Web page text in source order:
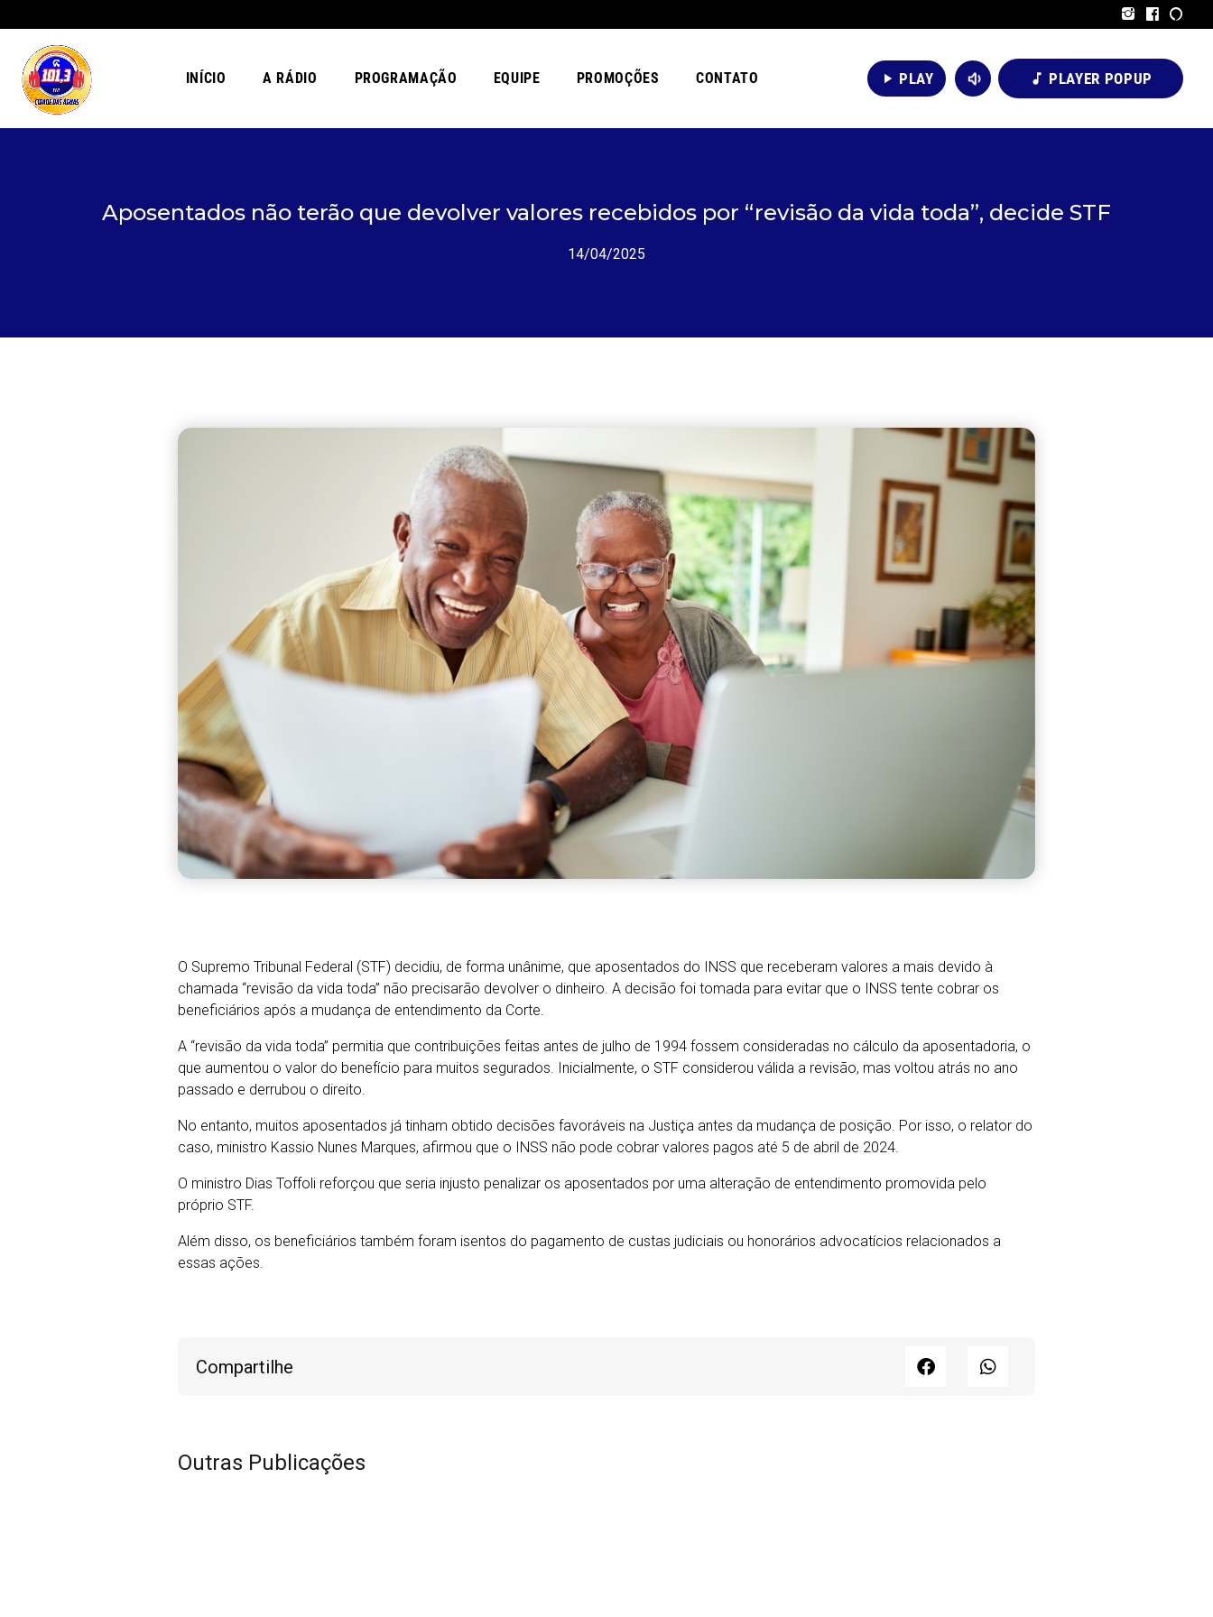
INÍCIO A RÁDIO PROGRAMAÇÃO EQUIPE PROMOÇÕES CONTATO play_arrow PLAY volume_down music_note PLAYER POPUP
Aposentados não terão que devolver valores recebidos por “revisão da vida toda”, decide STF
14/04/2025
O Supremo Tribunal Federal (STF) decidiu, de forma unânime, que aposentados do INSS que receberam valores a mais devido à
chamada “revisão da vida toda” não precisarão devolver o dinheiro. A decisão foi tomada para evitar que o INSS tente cobrar os
beneficiários após a mudança de entendimento da Corte.
A “revisão da vida toda” permitia que contribuições feitas antes de julho de 1994 fossem consideradas no cálculo da aposentadoria, o
que aumentou o valor do benefício para muitos segurados. Inicialmente, o STF considerou válida a revisão, mas voltou atrás no ano
passado e derrubou o direito.
No entanto, muitos aposentados já tinham obtido decisões favoráveis na Justiça antes da mudança de posição. Por isso, o relator do
caso, ministro Kassio Nunes Marques, afirmou que o INSS não pode cobrar valores pagos até 5 de abril de 2024.
O ministro Dias Toffoli reforçou que seria injusto penalizar os aposentados por uma alteração de entendimento promovida pelo
próprio STF.
Além disso, os beneficiários também foram isentos do pagamento de custas judiciais ou honorários advocatícios relacionados a
essas ações.
Compartilhe
Outras Publicações